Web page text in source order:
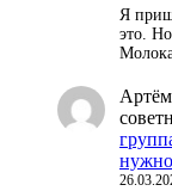
Я
это.